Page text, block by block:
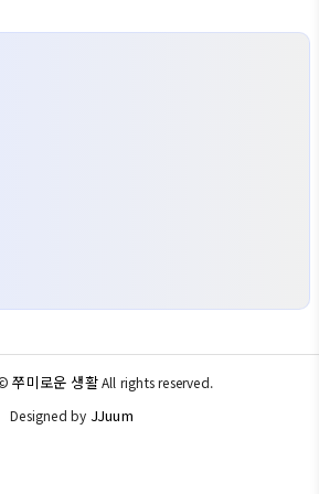
©쭈미로운 생활All rights reserved.
Designed by JJuum